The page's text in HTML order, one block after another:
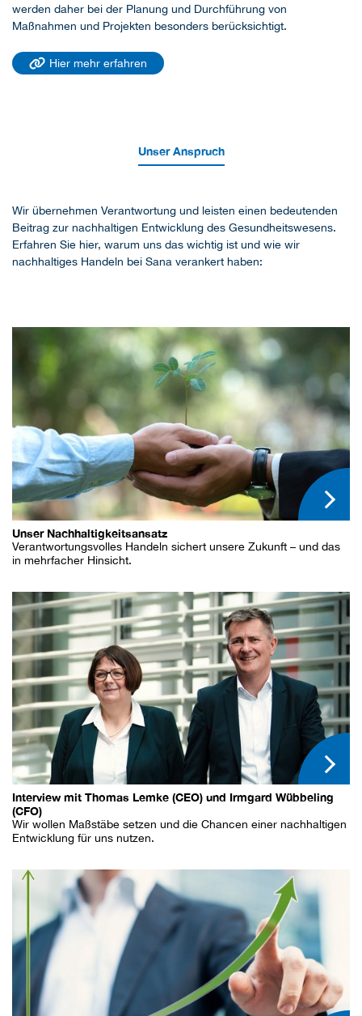
werden daher bei der Planung und Durchführung von
Maßnahmen und Projekten besonders berücksichtigt.
Hier mehr erfahren
Unser Anspruch
Wir übernehmen Verantwortung und leisten einen bedeutenden
Beitrag zur nachhaltigen Entwicklung des Gesundheitswesens.
Erfahren Sie hier, warum uns das wichtig ist und wie wir
nachhaltiges Handeln bei Sana verankert haben:
Unser Nachhaltigkeitsansatz
Verantwortungsvolles Handeln sichert unsere Zukunft – und das
in mehrfacher Hinsicht.
Interview mit Thomas Lemke (CEO) und Irmgard Wübbeling
(CFO)
Wir wollen Maßstäbe setzen und die Chancen einer nachhaltigen
Entwicklung für uns nutzen.